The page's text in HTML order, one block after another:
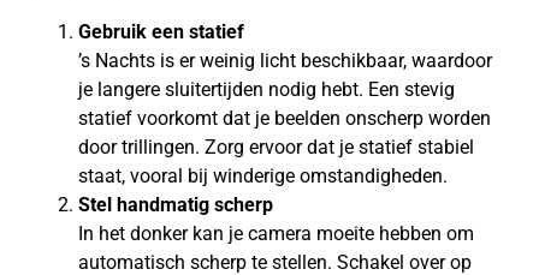
Gebruik een statief
’s Nachts is er weinig licht beschikbaar, waardoor
je langere sluitertijden nodig hebt. Een stevig
statief voorkomt dat je beelden onscherp worden
door trillingen. Zorg ervoor dat je statief stabiel
staat, vooral bij winderige omstandigheden.
Stel handmatig scherp
In het donker kan je camera moeite hebben om
automatisch scherp te stellen. Schakel over op